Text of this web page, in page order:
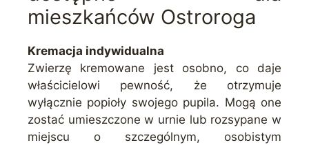
mieszkańców Ostroroga
Kremacja indywidualna
Zwierzę kremowane jest osobno, co daje
właścicielowi pewność, że otrzymuje
wyłącznie popioły swojego pupila. Mogą one
zostać umieszczone w urnie lub rozsypane w
miejscu o szczególnym, osobistym